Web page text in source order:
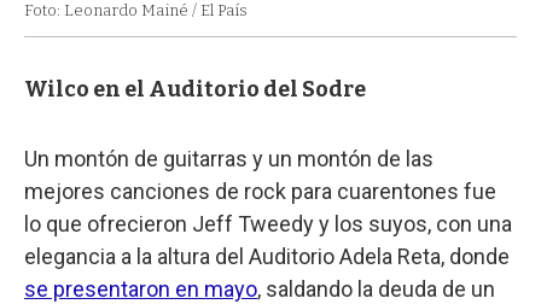
Foto: Leonardo Mainé / El País
Wilco en el Auditorio del Sodre
Un montón de guitarras y un montón de las
mejores canciones de rock para cuarentones fue
lo que ofrecieron Jeff Tweedy y los suyos, con una
elegancia a la altura del Auditorio Adela Reta, donde
se presentaron en mayo, saldando la deuda de un